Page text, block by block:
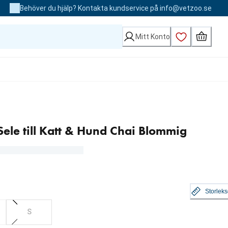
Behöver du hjälp? Kontakta kundservice på info@vetzoo.se
Mitt Konto
till Katt & Hund Chai Blommig
S